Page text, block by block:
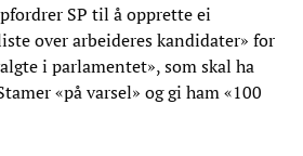
SP til å opprette ei
over arbeideres kandidater» for
i parlamentet», som skal ha
«på varsel» og gi ham «100